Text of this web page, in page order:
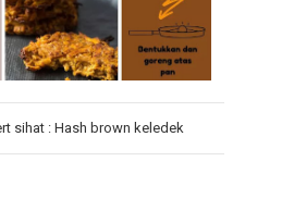
sihat : Hash brown keledek